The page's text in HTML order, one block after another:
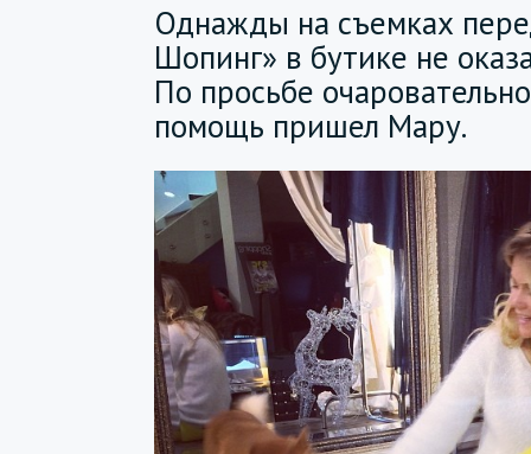
Однажды на съемках
Шопинг» в бутике не
По просьбе
помощь пришел Мару.